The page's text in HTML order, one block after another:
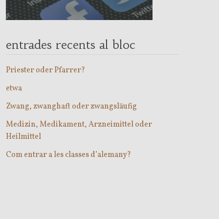
entrades recents al bloc
Priester oder Pfarrer?
etwa
Zwang, zwanghaft oder zwangsläufig
Medizin, Medikament, Arzneimittel oder
Heilmittel
Com entrar a les classes d’alemany?